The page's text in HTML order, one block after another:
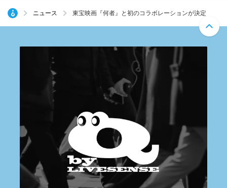
ニュース 東宝映画『何者』と初のコラボレーションが決定